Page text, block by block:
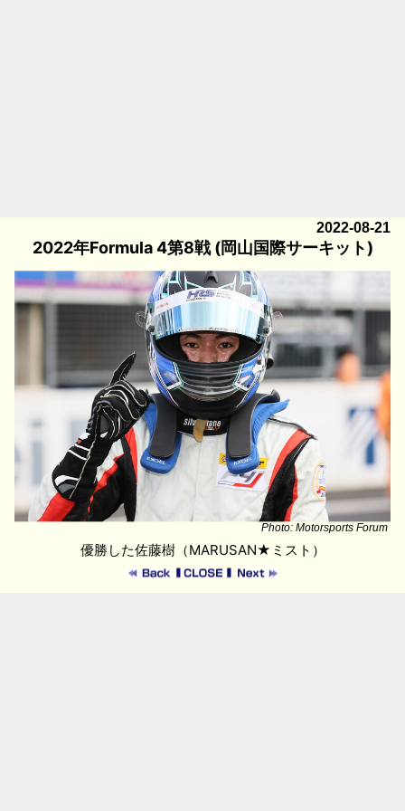
2022-08-21
2022年Formula 4第8戦 (岡山国際サーキット)
Photo: Motorsports Forum
優勝した佐藤樹（MARUSAN★ミスト）